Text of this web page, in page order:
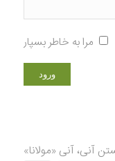
مرا به خاطر بسپار
آنی، آنی «مولانا»